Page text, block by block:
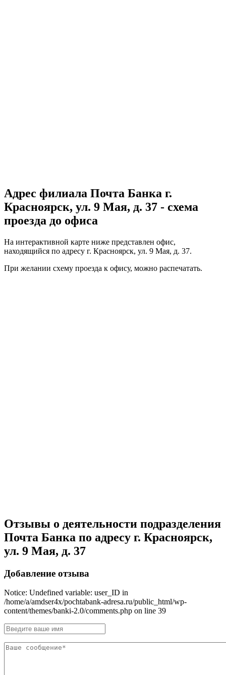
Адрес филиала Почта Банка г.
Красноярск, ул. 9 Мая, д. 37 - схема
проезда до офиса
На интерактивной карте ниже представлен офис,
находящийся по адресу г. Красноярск, ул. 9 Мая, д. 37.
При желании схему проезда к офису, можно распечатать.
Отзывы о деятельности подразделения
Почта Банка по адресу г. Красноярск,
ул. 9 Мая, д. 37
Добавление отзыва
Notice: Undefined variable: user_ID in
/home/a/amdser4x/pochtabank-adresa.ru/public_html/wp-
content/themes/banki-2.0/comments.php on line 39